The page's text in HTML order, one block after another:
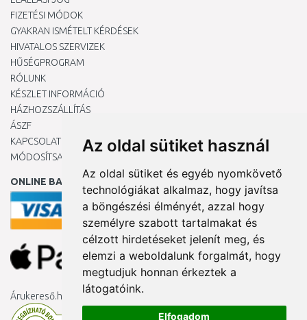
Az oldal sütiket használ
Az oldal sütiket és egyéb nyomkövető
technológiákat alkalmaz, hogy javítsa
a böngészési élményét, azzal hogy
személyre szabott tartalmakat és
célzott hirdetéseket jelenít meg, és
elemzi a weboldalunk forgalmát, hogy
megtudjuk honnan érkeztek a
látogatóink.
Elfogadom
FIZETÉSI MÓDOK
GYAKRAN ISMÉTELT KÉRDÉSEK
HIVATALOS SZERVIZEK
HŰSÉGPROGRAM
RÓLUNK
KÉSZLET INFORMÁCIÓ
HÁZHOZSZÁLLÍTÁS
ÁSZF
KAPCSOLAT
MÓDOSÍTSA A COOKIE-BEÁLLÍTÁSAIMAT
ONLINE BANKKÁRTYÁVAL
Árukereső.hu